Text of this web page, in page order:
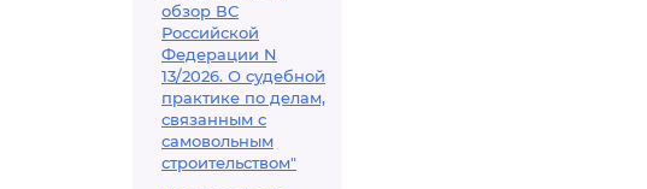
обзор ВС
Российской
Федерации N
13/2026. О судебной
практике по делам,
связанным с
самовольным
строительством"